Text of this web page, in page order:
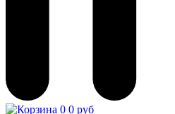
0 0 руб